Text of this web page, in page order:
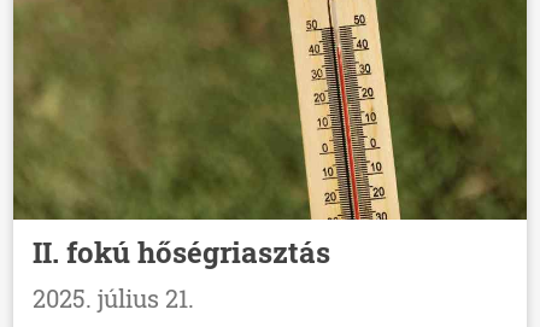
II. fokú hőségriasztás
2025. július 21.